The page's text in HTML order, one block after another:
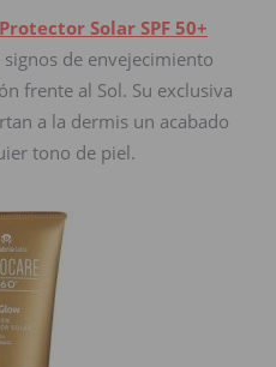
Solar SPF 50+
de envejecimiento
frente al Sol. Su exclusiva
a la dermis un acabado
tono de piel.